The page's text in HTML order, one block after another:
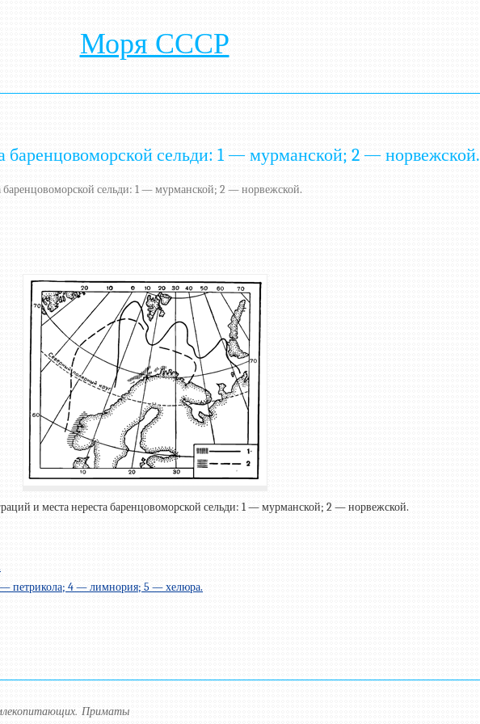
Моря СССР
баренцовоморской сельди: 1 — мурманской; 2 — норвежской.
сельди: 1 — мурманской; 2 — норвежской.
и места нереста баренцовоморской сельди: 1 — мурманской; 2 — норвежской.
петрикола; 4 — лимнория; 5 — хелюра.
Приматы